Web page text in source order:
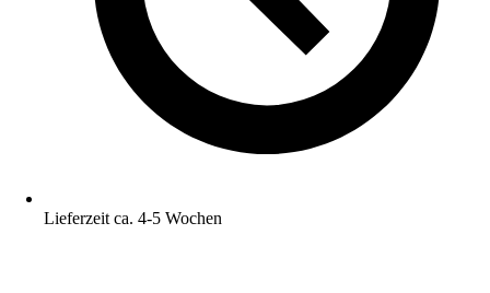
Lieferzeit ca. 4-5 Wochen